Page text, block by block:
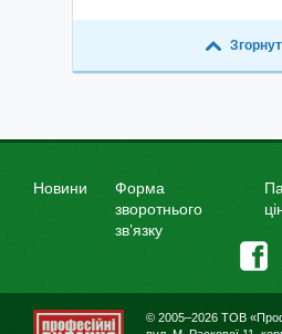
Новини
Форма
зворотнього
зв’язку
© 2005–2026 ТОВ